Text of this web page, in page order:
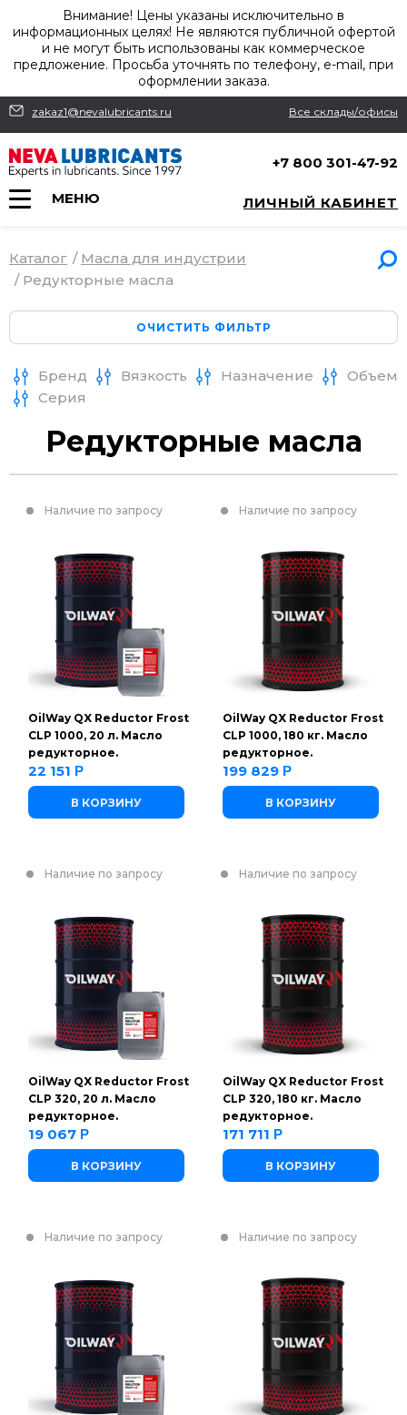
Внимание! Цены указаны исключительно в
информационных целях! Не являются публичной офертой
и не могут быть использованы как коммерческое
предложение. Просьба уточнять по телефону, e-mail, при
оформлении заказа.
zakaz1@nevalubricants.ru Все склады/офисы
+7 800 301-47-92
МЕНЮ ЛИЧНЫЙ КАБИНЕТ
Каталог / Масла для индустрии
/ Редукторные масла
Бренд Вязкость Назначение
Объем
Серия
Редукторные масла
Наличие по запросу
OilWay QX Reductor Frost
CLP 1000, 20 л. Масло
редукторное.
22 151 Р
В КОРЗИНУ
Наличие по запросу
OilWay QX Reductor Frost
CLP 1000, 180 кг. Масло
редукторное.
199 829 Р
В КОРЗИНУ
Наличие по запросу
OilWay QX Reductor Frost
CLP 320, 20 л. Масло
редукторное.
19 067 Р
В КОРЗИНУ
Наличие по запросу
OilWay QX Reductor Frost
CLP 320, 180 кг. Масло
редукторное.
171 711 Р
В КОРЗИНУ
Наличие по запросу Наличие по запросу